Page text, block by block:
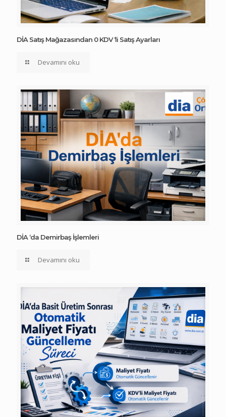
DİA Satış Mağazasından 0 KDV ‘li Satış Ayarları
Devamını oku
DİA ‘da Demirbaş İşlemleri
Devamını oku